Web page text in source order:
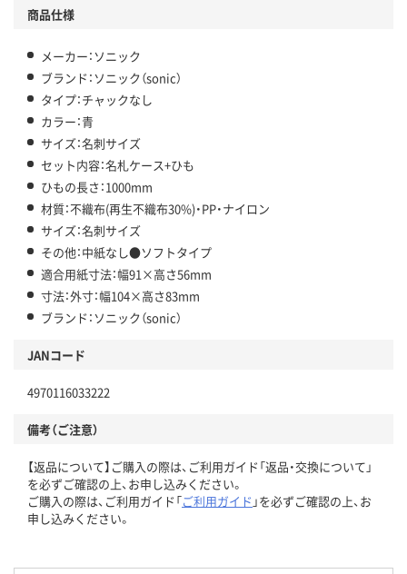
商品仕様
メーカー：ソニック
ブランド：ソニック（sonic）
タイプ：チャックなし
カラー：青
サイズ：名刺サイズ
セット内容：名札ケース+ひも
ひもの長さ：1000mm
材質：不織布(再生不織布30%)・PP・ナイロン
サイズ：名刺サイズ
その他：中紙なし●ソフトタイプ
適合用紙寸法：幅91×高さ56mm
寸法：外寸：幅104×高さ83mm
ブランド：ソニック（sonic）
JANコード
4970116033222
備考（ご注意）
【返品について】ご購入の際は、ご利用ガイド「返品・交換について」
を必ずご確認の上、お申し込みください。
ご購入の際は、ご利用ガイド「ご利用ガイド 」を必ずご確認の上、お
申し込みください。